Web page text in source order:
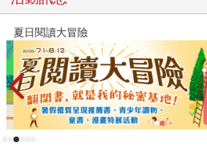
夏日閱讀大冒險